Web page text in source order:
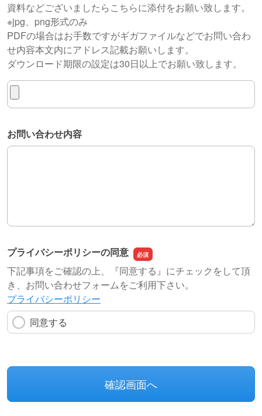
資料などございましたらこちらに添付をお願い致します。
※jpg、png形式のみ
PDFの場合はお手数ですがギガファイルなどでお問い合わ
せ内容本文内にアドレス記載お願いします。
ダウンロード期限の設定は30日以上でお願い致します。
資料添付
お問い合わせ内容
お問い合わせ内容
プライバシーポリシーの同意
下記事項をご確認の上、『同意する』にチェックをして頂
き、お問い合わせフォームをご利用下さい。
プライバシーポリシー
同意する